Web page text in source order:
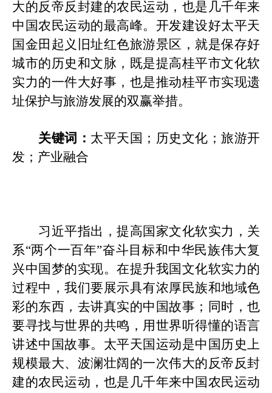
大的反帝反封建的农民运动，也是几千年来
中国农民运动的最高峰。开发建设好太平天
国金田起义旧址红色旅游景区，就是保存好
城市的历史和文脉，既是提高桂平市文化软
实力的一件大好事，也是推动桂平市实现遗
址保护与旅游发展的双赢举措。
关键词： 太平天国 ； 历史文化 ； 旅游开
发 ； 产业融合
习近平指出，提高国家文化软实力，关
系“两个一百年”奋斗目标和中华民族伟大复
兴中国梦的实现。在提升我国文化软实力的
过程中，我们要展示具有浓厚民族和地域色
彩的东西，去讲真实的中国故事；同时，也
要寻找与世界的共鸣，用世界听得懂的语言
讲述中国故事。太平天国运动是中国历史上
规模最大、波澜壮阔的一次伟大的反帝反封
建的农民运动，也是几千年来中国农民运动